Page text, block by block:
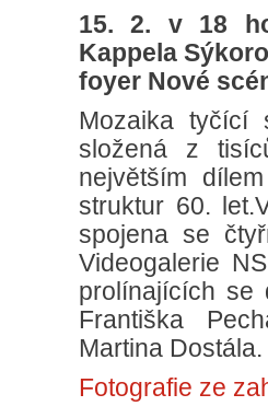
15. 2. v 18
Kappela
foyer Nové
Mozaika tyčící
složená z
největším
struktur 60.
spojena se
Videogalerie
prolínajících se
Františka
Martina Dostála.
Fotografie ze